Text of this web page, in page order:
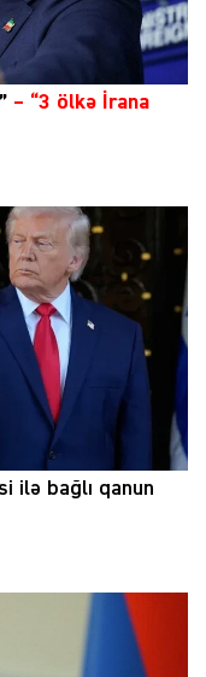
– “3 ölkə İrana
ilə bağlı qanun